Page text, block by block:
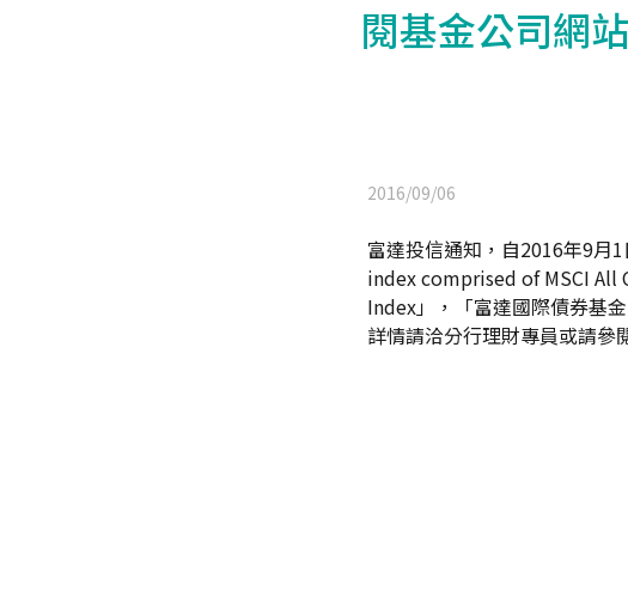
閱基金公司網
2016/09/06
富達投信通知，自2016年9月
index comprised of MSCI All
Index」，「富達國際債券基
詳情請洽分行理財專員或請參